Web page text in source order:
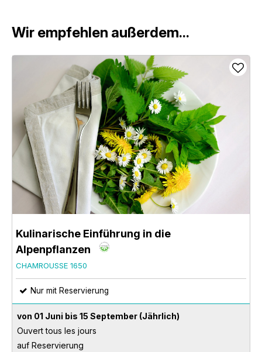
Wir empfehlen außerdem...
Kulinarische Einführung in die
Alpenpflanzen
CHAMROUSSE 1650
Nur mit Reservierung
von 01 Juni bis 15 September (Jährlich)
Ouvert tous les jours
auf Reservierung